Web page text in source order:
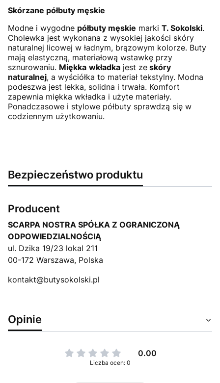
Skórzane półbuty męskie
Modne i wygodne półbuty męskie marki T. Sokolski.
Cholewka jest wykonana z wysokiej jakości skóry
naturalnej licowej w ładnym, brązowym kolorze. Buty
mają elastyczną, materiałową wstawkę przy
sznurowaniu. Miękka wkładka jest ze skóry
naturalnej, a wyściółka to materiał tekstylny. Modna
podeszwa jest lekka, solidna i trwała. Komfort
zapewnia miękka wkładka i użyte materiały.
Ponadczasowe i stylowe półbuty sprawdzą się w
codziennym użytkowaniu.
Bezpieczeństwo produktu
Producent
SCARPA NOSTRA SPÓŁKA Z OGRANICZONĄ
ODPOWIEDZIALNOŚCIĄ
ul. Dzika 19/23 lokal 211
00-172 Warszawa, Polska
kontakt@butysokolski.pl
Opinie
0.00
Liczba ocen: 0